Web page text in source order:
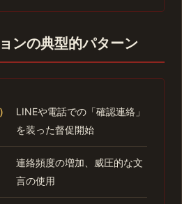
ンの典型的パターン
LINEや電話での「確認連絡」
を装った督促開始
連絡頻度の増加、威圧的な文
言の使用